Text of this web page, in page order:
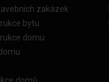
zakázek
bytu
domu